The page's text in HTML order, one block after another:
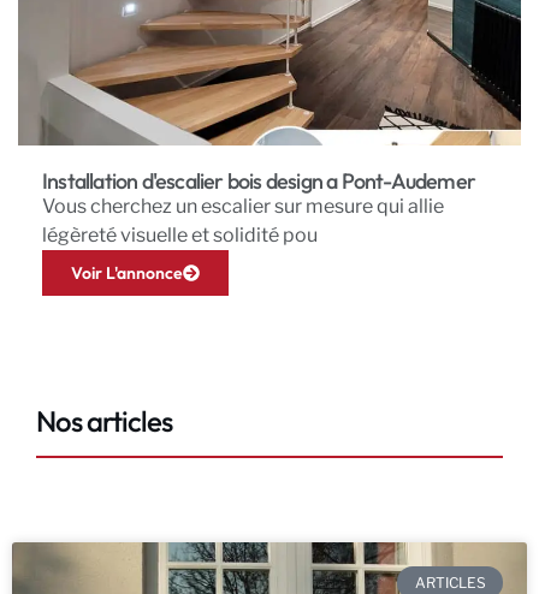
Installation d'escalier bois design a Pont-Audemer
Vous cherchez un escalier sur mesure qui allie
légèreté visuelle et solidité pou
Voir L'annonce
Nos articles
ARTICLES